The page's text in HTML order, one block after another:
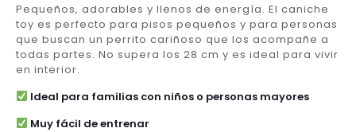
Pequeños, adorables y llenos de energía. El caniche
toy es perfecto para pisos pequeños y para personas
que buscan un perrito cariñoso que los acompañe a
todas partes. No supera los 28 cm y es ideal para vivir
en interior.
Ideal para familias con niños o personas mayores
Muy fácil de entrenar